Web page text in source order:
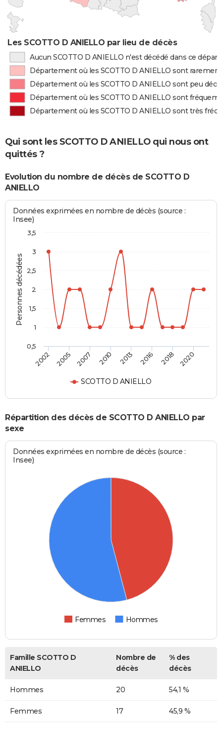
Les SCOTTO D ANIELLO par lieu de décès
Aucun SCOTTO D ANIELLO n'est décédé dans ce
Département où les SCOTTO D ANIELLO sont
Département où les SCOTTO D ANIELLO sont peu
Département où les SCOTTO D ANIELLO sont
Département où les SCOTTO D ANIELLO sont très
Qui sont les SCOTTO D ANIELLO qui nous ont
quittés ?
Evolution du nombre de décès de SCOTTO D
ANIELLO
Personnes décédées
Données exprimées en nombre de décès (source :
Insee)
SCOTTO D ANIELLO
2002 2005 2007 2010 2013 2016 2018 2020
0,5
1
1,5
2
2,5
3
3,5
Répartition des décès de SCOTTO D ANIELLO par
sexe
Données exprimées en nombre de décès (source :
Insee)
Femmes Hommes
Famille SCOTTO D
ANIELLO
Nombre de
décès
% des
décès
Hommes 20 54,1 %
Femmes 17 45,9 %